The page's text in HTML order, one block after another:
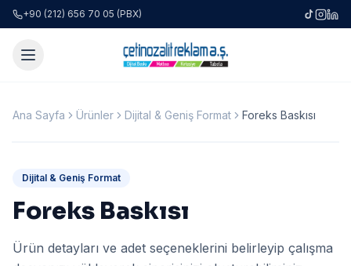
+90 (212) 656 70 05 (PBX)
Ana Sayfa Ürünler Dijital & Geniş Format Foreks Baskısı
Dijital & Geniş Format
Foreks Baskısı
Ürün detayları ve adet seçeneklerini belirleyip çalışma